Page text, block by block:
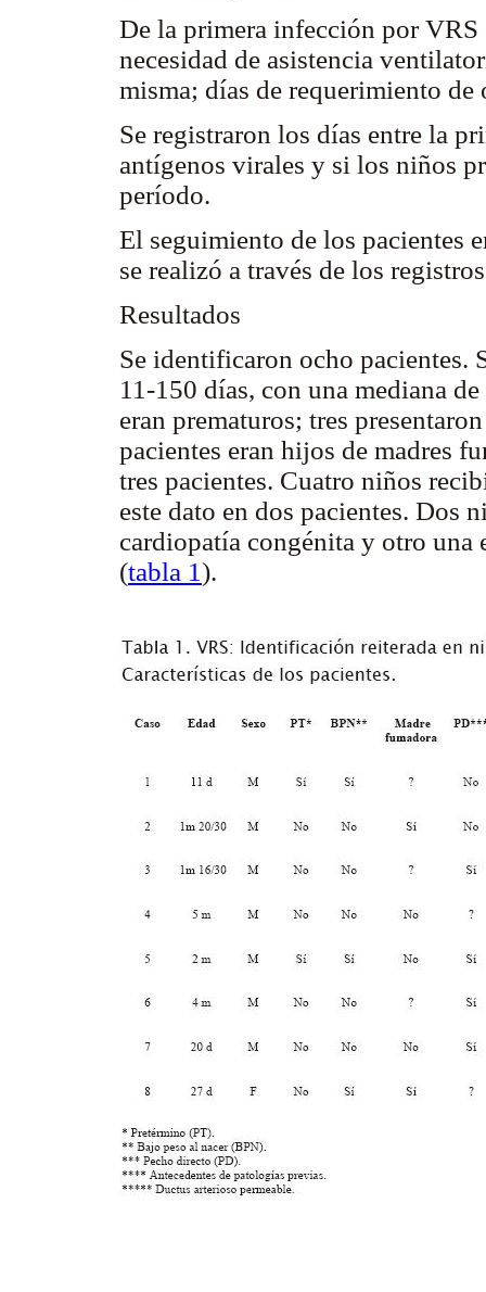
De la primera infección por
necesidad de asistencia
misma; días de requerimiento de
Se registraron los días entre la
antígenos virales y si los niños
período.
El seguimiento de los pacientes
se realizó a través de los
Resultados
Se identificaron ocho pacientes.
11-150 días, con una mediana
eran prematuros; tres
pacientes eran hijos de madres
tres pacientes. Cuatro niños
este dato en dos pacientes. Dos
cardiopatía congénita y otro una
(tabla 1).